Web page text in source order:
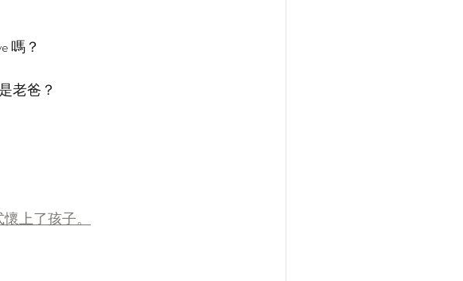
嗎？
老爸？
上了孩子。